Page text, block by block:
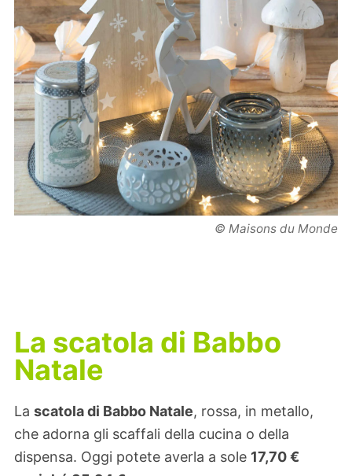
© Maisons du Monde
La scatola di Babbo
Natale
La scatola di Babbo Natale, rossa, in metallo,
che adorna gli scaffali della cucina o della
dispensa. Oggi potete averla a sole 17,70 €